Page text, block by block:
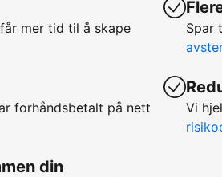
mer tid til å skape
forhåndsbetalt på nett
din
Spar
Vi